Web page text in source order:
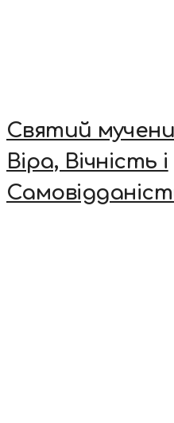
Святий
Віра, Вічність і